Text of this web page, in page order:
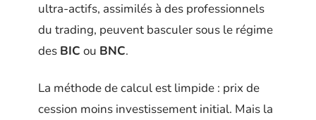
ultra-actifs, assimilés à des professionnels
du trading, peuvent basculer sous le régime
des BIC ou BNC.
La méthode de calcul est limpide : prix de
cession moins investissement initial. Mais la